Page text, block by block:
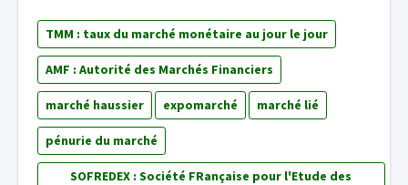
TMM : taux du marché monétaire au jour le jour
AMF : Autorité des Marchés Financiers
marché haussier expomarché marché lié
pénurie du marché
SOFREDEX : Société FRançaise pour l'Etude des